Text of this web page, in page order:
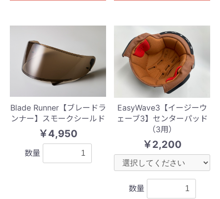
Blade Runner【ブレードラ
ンナー】スモークシールド
￥4,950
数量
EasyWave3【イージーウ
ェーブ3】センターパッド
（3用）
￥2,200
数量